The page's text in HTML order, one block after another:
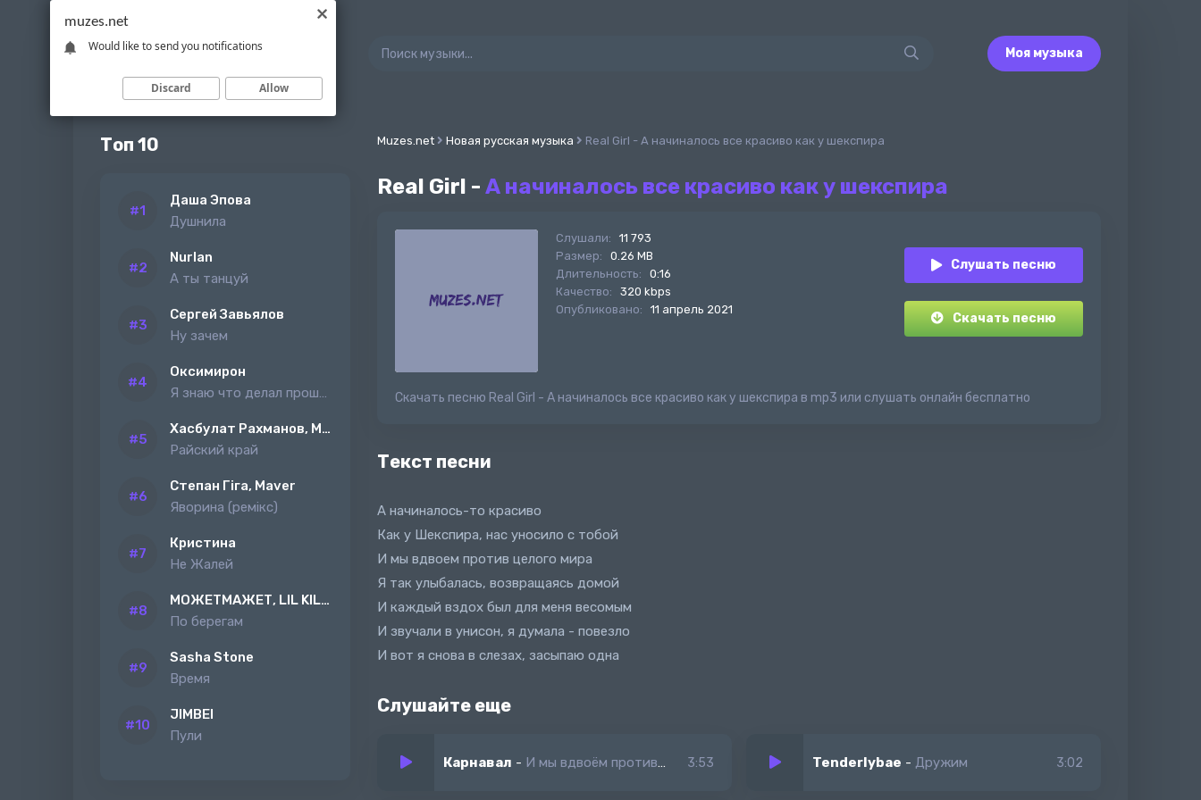
Моя музыка
Топ 10
Даша Эпова
Душнила
Nurlan
А ты танцуй
Сергей Завьялов
Ну зачем
Оксимирон
Я знаю что делал прошлым летом
Хасбулат Рахманов, MAGAS
Райский край
Степан Гіга, Maver
Яворина (ремiкс)
Кристина
Не Жалей
МОЖЕТМАЖЕТ, LIL KILAH
По берегам
Sasha Stone
Время
JIMBEI
Пули
Muzes.net Новая русская музыка Real Girl - А начиналось все красиво как у шекспира
Real Girl - А начиналось все красиво как у шекспира
Слушали:
11 793
Размер:
0.26 MB
Длительность:
0:16
Качество:
320 kbps
Опубликовано:
11 апрель 2021
Слушать песню
Скачать песню
Скачать песню Real Girl - А начиналось все красиво как у шекспира в mp3 или слушать онлайн бесплатно
Текст песни
А начиналось-то красиво
Как у Шекспира, нас уносило с тобой
И мы вдвоем против целого мира
Я так улыбалась, возвращаясь домой
И каждый вздох был для меня весомым
И звучали в унисон, я думала - повезло
И вот я снова в слезах, засыпаю одна
Слушайте еще
Карнавал - И мы вдвоём против целого мира (slowed) 3:53 Tenderlybae - Дружим 3:02
muzes.net
Would like to send you notifications
Discard Allow